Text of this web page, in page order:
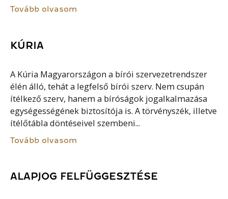
Tovább olvasom
KÚRIA
A Kúria Magyarországon a bírói szervezetrendszer
élén álló, tehát a legfelső bírói szerv. Nem csupán
ítélkező szerv, hanem a bíróságok jogalkalmazása
egységességének biztosítója is. A törvényszék, illetve
ítélőtábla döntéseivel szembeni...
Tovább olvasom
ALAPJOG FELFÜGGESZTÉSE